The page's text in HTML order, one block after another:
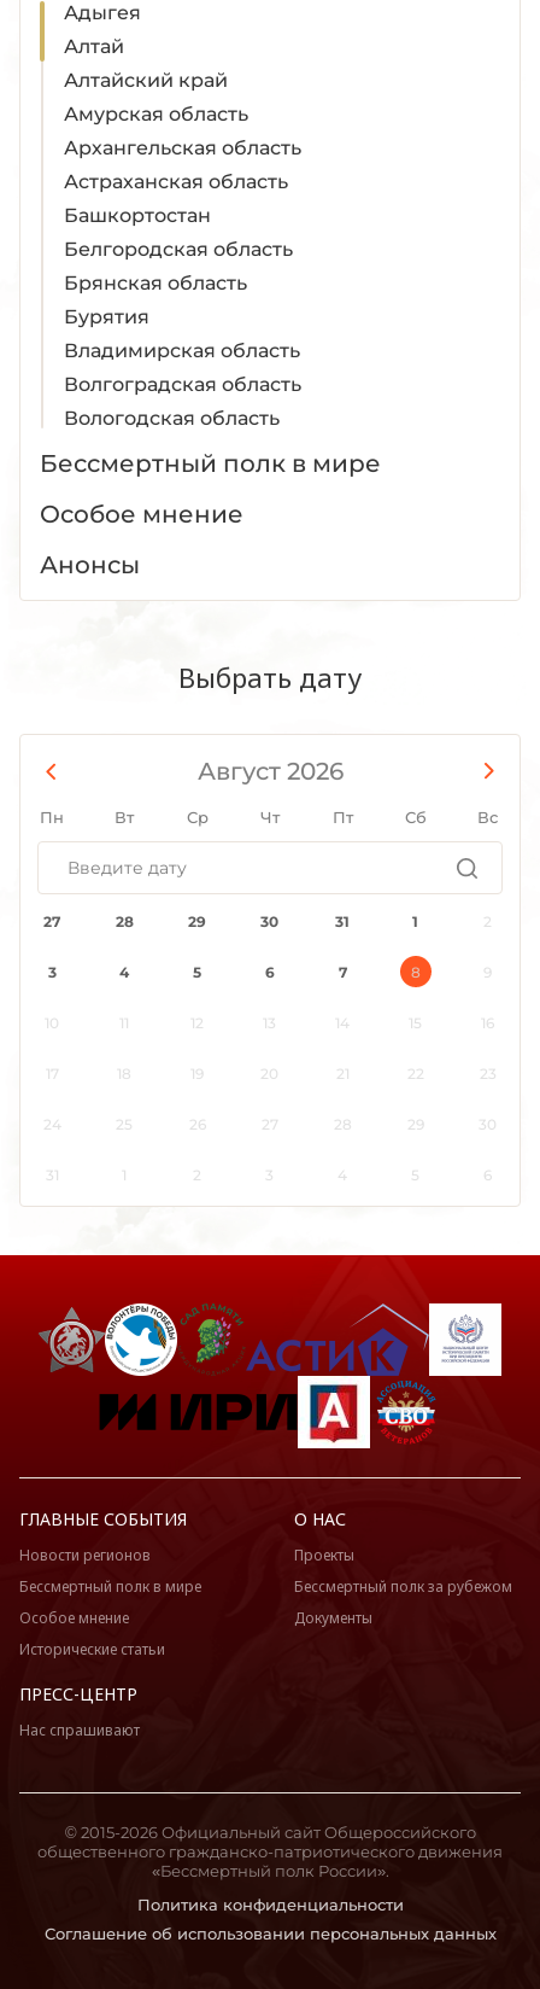
Адыгея
Алтай
Алтайский край
Амурская область
Архангельская область
Астраханская область
Башкортостан
Белгородская область
Брянская область
Бурятия
Владимирская область
Волгоградская область
Вологодская область
Воронежская область
Донецкая Народная Республика
Калининградская область
Калмыкия
Калужская область
Камчатский край
Карачаево-Черкесия
Кировская область
Краснодарский край
Курская область
Липецкая область
Луганская Народная Республика
Магаданская область
Марий Эл
Московская область
Мурманская область
Ненецкий АО
Новосибирская область
Омская область
Пензенская область
Пермский край
Приморский край
Псковская область
Бессмертный полк в мире
Особое мнение
Анонсы
Выбрать дату
Август 2026
Пн Вт Ср Чт Пт Сб Вс
27 28 29 30 31 1 2
3 4 5 6 7 8 9
10 11 12 13 14 15 16
17 18 19 20 21 22 23
24 25 26 27 28 29 30
31 1 2 3 4 5 6
ГЛАВНЫЕ СОБЫТИЯ
Новости регионов
Бессмертный полк в мире
Особое мнение
Исторические статьи
О НАС
Проекты
Бессмертный полк за рубежом
Документы
ПРЕСС-ЦЕНТР
Нас спрашивают
Политика конфиденциальности
Соглашение об использовании персональных данных
© 2015-2026 Официальный сайт Общероссийского
общественного гражданско-патриотического движения
«Бессмертный полк России».